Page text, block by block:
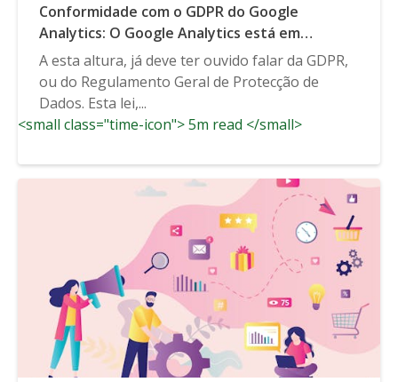
Conformidade com o GDPR do Google
Analytics: O Google Analytics está em
conformidade com o GDPR?
A esta altura, já deve ter ouvido falar da GDPR,
ou do Regulamento Geral de Protecção de
Dados. Esta lei,...
<small class="time-icon"> 5m read </small>